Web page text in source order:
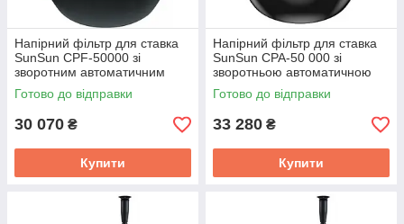
Напірний фільтр для ставка
SunSun CPF-50000 зі
зворотним автоматичним
промиванням для озера,
УЗВ, розводні
Готово до відправки
30 070 ₴
Купити
Напірний фільтр для ставка
SunSun CPA-50 000 зі
зворотньою автоматичною
промивкою для озера, УЗВ,
розводні
Готово до відправки
33 280 ₴
Купити